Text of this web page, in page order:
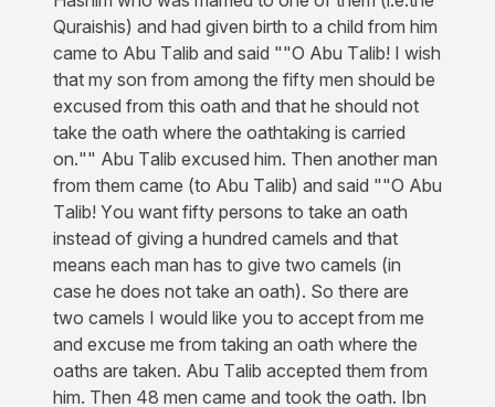
Quraishis) and had given birth to a child from him
came to Abu Talib and said ""O Abu Talib! I wish
that my son from among the fifty men should be
excused from this oath and that he should not
take the oath where the oathtaking is carried
on."" Abu Talib excused him. Then another man
from them came (to Abu Talib) and said ""O Abu
Talib! You want fifty persons to take an oath
instead of giving a hundred camels and that
means each man has to give two camels (in
case he does not take an oath). So there are
two camels I would like you to accept from me
and excuse me from taking an oath where the
oaths are taken. Abu Talib accepted them from
him. Then 48 men came and took the oath. Ibn